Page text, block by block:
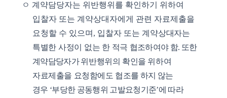
ㅇ 계약담당자는 위반행위를 확인하기 위하여
입찰자 또는 계약상대자에게 관련 자료제출을
요청할 수 있으며 , 입찰자 또는 계약상대자는
특별한 사정이 없는 한 적극 협조하여야 함. 또한
계약담당자가위반행위의 확인을 위하여
자료제출을 요청함에도 협조를 하지 않는
경우 ‘부당한 공동행위 고발요청기준’에 따라